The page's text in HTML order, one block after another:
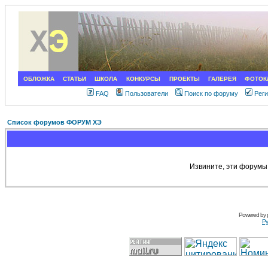
ОБЛОЖКА СТАТЬИ ШКОЛА КОНКУРСЫ ПРОЕКТЫ ГАЛЕРЕЯ
FAQ Пользователи Поиск по форуму
Список форумов ФОРУМ ХЭ
Извините, эти
Powered by